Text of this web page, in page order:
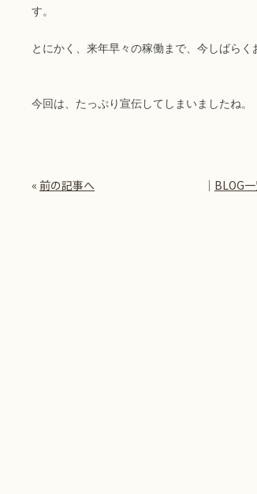
す。
とにかく、来年早々の稼働まで、今しばらく
今回は、たっぷり宣伝してしまいましたね。
« 前の記事へ │ BLOG